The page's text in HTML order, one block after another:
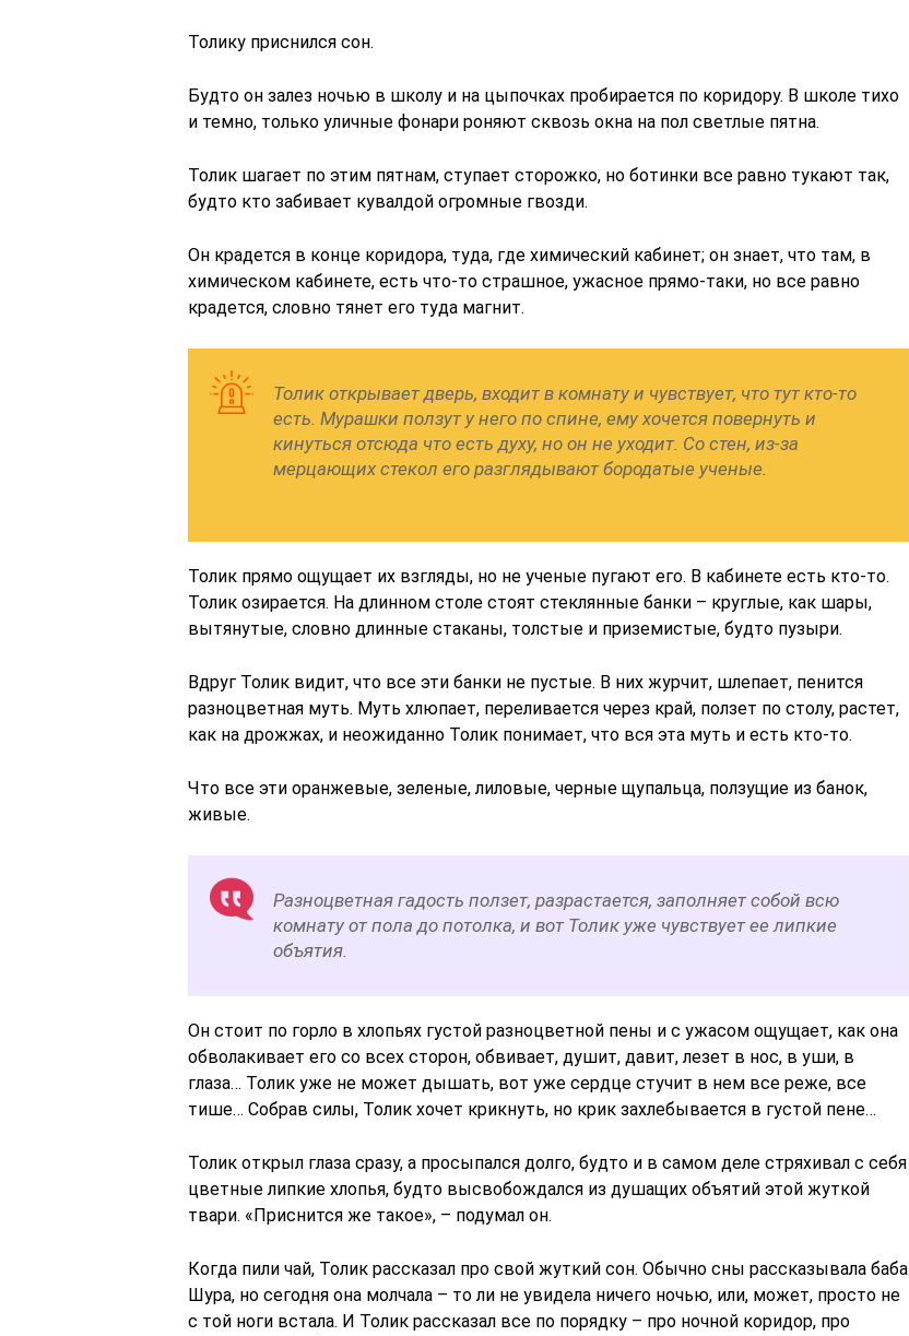
Толику приснился сон.
Будто он залез ночью в школу и на цыпочках пробирается по коридору. В школе тихо
и темно, только уличные фонари роняют сквозь окна на пол светлые пятна.
Толик шагает по этим пятнам, ступает сторожко, но ботинки все равно тукают так,
будто кто забивает кувалдой огромные гвозди.
Он крадется в конце коридора, туда, где химический кабинет; он знает, что там, в
химическом кабинете, есть что-то страшное, ужасное прямо-таки, но все равно
крадется, словно тянет его туда магнит.
Толик открывает дверь, входит в комнату и чувствует, что тут кто-то
есть. Мурашки ползут у него по спине, ему хочется повернуть и
кинуться отсюда что есть духу, но он не уходит. Со стен, из-за
мерцающих стекол его разглядывают бородатые ученые.
Толик прямо ощущает их взгляды, но не ученые пугают его. В кабинете есть кто-то.
Толик озирается. На длинном столе стоят стеклянные банки – круглые, как шары,
вытянутые, словно длинные стаканы, толстые и приземистые, будто пузыри.
Вдруг Толик видит, что все эти банки не пустые. В них журчит, шлепает, пенится
разноцветная муть. Муть хлюпает, переливается через край, ползет по столу, растет,
как на дрожжах, и неожиданно Толик понимает, что вся эта муть и есть кто-то.
Что все эти оранжевые, зеленые, лиловые, черные щупальца, ползущие из банок,
живые.
Разноцветная гадость ползет, разрастается, заполняет собой всю
комнату от пола до потолка, и вот Толик уже чувствует ее липкие
объятия.
Он стоит по горло в хлопьях густой разноцветной пены и с ужасом ощущает, как она
обволакивает его со всех сторон, обвивает, душит, давит, лезет в нос, в уши, в
глаза… Толик уже не может дышать, вот уже сердце стучит в нем все реже, все
тише… Собрав силы, Толик хочет крикнуть, но крик захлебывается в густой пене…
Толик открыл глаза сразу, а просыпался долго, будто и в самом деле стряхивал с себя
цветные липкие хлопья, будто высвобождался из душащих объятий этой жуткой
твари. «Приснится же такое», – подумал он.
Когда пили чай, Толик рассказал про свой жуткий сон. Обычно сны рассказывала баба
Шура, но сегодня она молчала – то ли не увидела ничего ночью, или, может, просто не
с той ноги встала. И Толик рассказал все по порядку – про ночной коридор, про